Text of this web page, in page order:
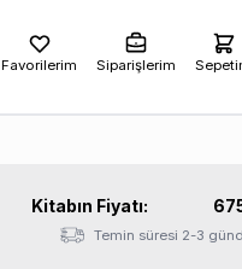
Favorilerim Siparişlerim
Kitabın Fiyatı:
Temin süresi 2-3